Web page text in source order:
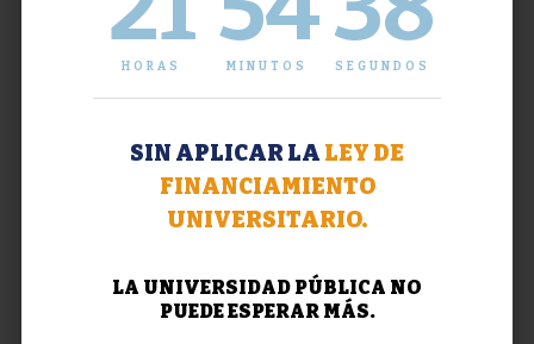
HORAS MINUTOS SEGUNDOS
SIN APLICAR LA LEY DE
FINANCIAMIENTO
UNIVERSITARIO.
LA UNIVERSIDAD PÚBLICA NO
PUEDE ESPERAR MÁS.